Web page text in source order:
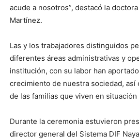
acude a nosotros”, destacó la
Martínez.
Las y los trabajadores distinguidos
diferentes áreas administrativas y
institución, con su labor han
crecimiento de nuestra sociedad, así
de las familias que viven en
Durante la ceremonia estuvieron
director general del Sistema DIF